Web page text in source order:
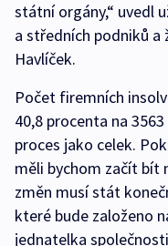
státní orgány,“ uvedl
a středních podniků a
Havlíček.
Počet firemních
40,8 procenta na
proces jako celek.
měli bychom začít bít
změn musí stát
které bude založeno
jednatelka